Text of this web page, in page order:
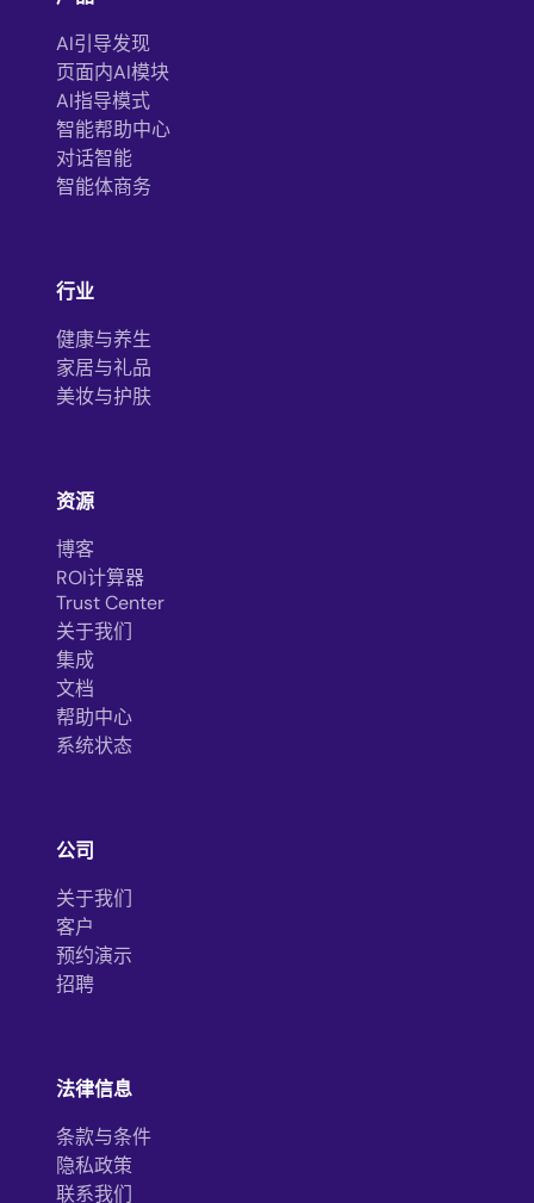
AI引导发现
页面内AI模块
AI指导模式
智能帮助中心
对话智能
智能体商务
行业
健康与养生
家居与礼品
美妆与护肤
资源
博客
ROI计算器
Trust Center
关于我们
集成
文档
帮助中心
系统状态
公司
关于我们
客户
预约演示
招聘
法律信息
条款与条件
隐私政策
联系我们